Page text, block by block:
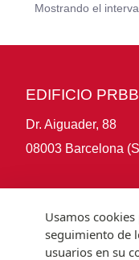
Mostrando el
EDIFICIO PRBB
Dr. Aiguader, 88
08003 Barcelona
Usamos
seguimiento de
usuarios en su